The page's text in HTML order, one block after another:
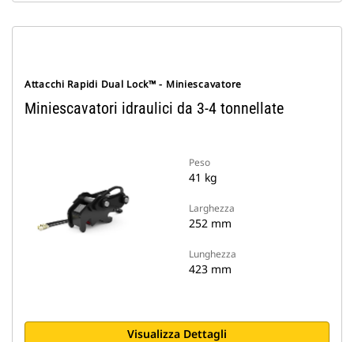
Attacchi Rapidi Dual Lock™ - Miniescavatore
Miniescavatori idraulici da 3-4 tonnellate
Peso
41 kg
Larghezza
252 mm
Lunghezza
423 mm
Visualizza Dettagli